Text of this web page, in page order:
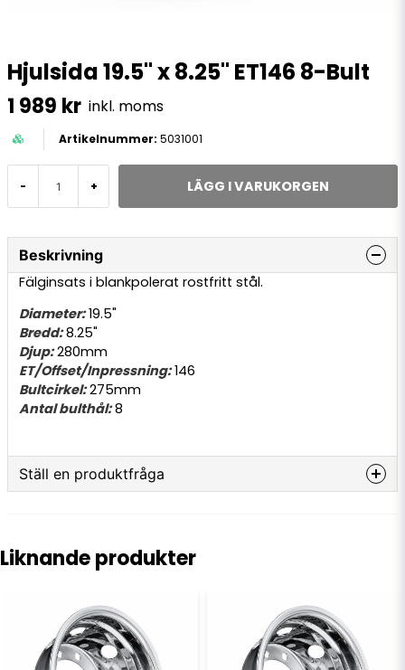
Hjulsida 19.5" x 8.25" ET146 8-Bult
1 989 kr inkl. moms
5031001
- + LÄGG I VARUKORGEN
Beskrivning
Fälginsats i blankpolerat rostfritt stål.
Diameter:19.5"
Bredd:8.25"
Djup:280mm
ET/Offset/Inpressning:146
Bultcirkel:275mm
Antal bulthål:8
Ställ en produktfråga
Namn
Liknande produkter